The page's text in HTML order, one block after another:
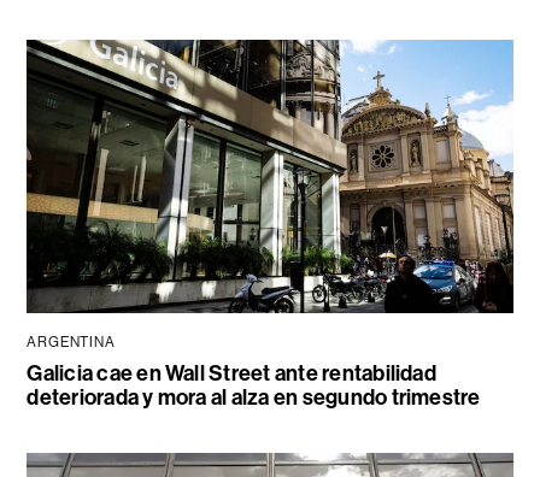
ARGENTINA
Galicia cae en Wall Street ante rentabilidad
deteriorada y mora al alza en segundo trimestre